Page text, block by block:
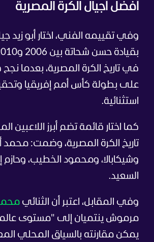
أفضل أجيال الكرة المصرية
وفي تقييمه الفني، اختار أبو زيد
في تاريخ الكرة المصرية، بعدما
على بطولة كأس أمم إفريقيا
استثنائية.
كما اختار قائمة تضم أبرز اللاعبين
تاريخ الكرة المصرية، وضمت: محمد
وشيكابالا، ومحمود الخطيب، وحازم
السعيد.
وفي المقابل، اعتبر أن الثنائي
مرموش ينتميان إلى "مستوى
يمكن مقارنته بالسياق المحلي